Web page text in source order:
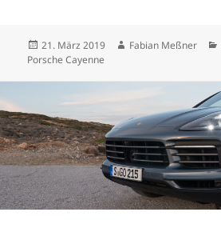
Veröffentlicht
am
21. März 2019 Autor
Fabian Meßner
Porsche Cayenne